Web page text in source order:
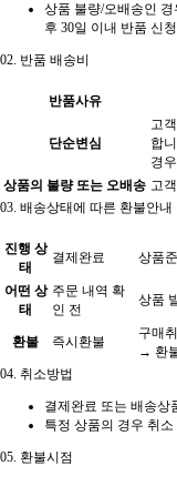
상품 불량/오배송인 경
후 30일 이내 반품 신
02. 반품 배송비
반품사유
단순변심
고
합
경
상품의 불량 또는 오배송 고
03. 배송상태에 따른 환불안내
진행 상
태
결제완료 상품
어떤 상
태
주문 내역 확
인 전
상품
환불 즉시환불
구매
→ 환
04. 취소방법
결제완료 또는 배송상
특정 상품의 경우 취
05. 환불시점